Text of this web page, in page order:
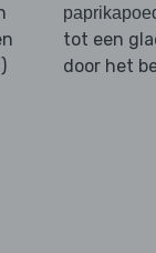
tot een
door het